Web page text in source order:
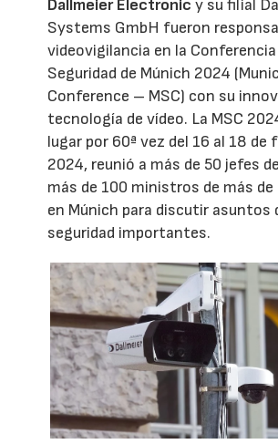
Dallmeier Electronic y su filial
Systems GmbH fueron
videovigilancia en la Conferencia
Seguridad de Múnich 2024
Conference – MSC) con su
tecnología de vídeo. La MSC
lugar por 60ª vez del 16 al 18 de
2024, reunió a más de 50 jefes
más de 100 ministros de más de
en Múnich para discutir asuntos
seguridad importantes.